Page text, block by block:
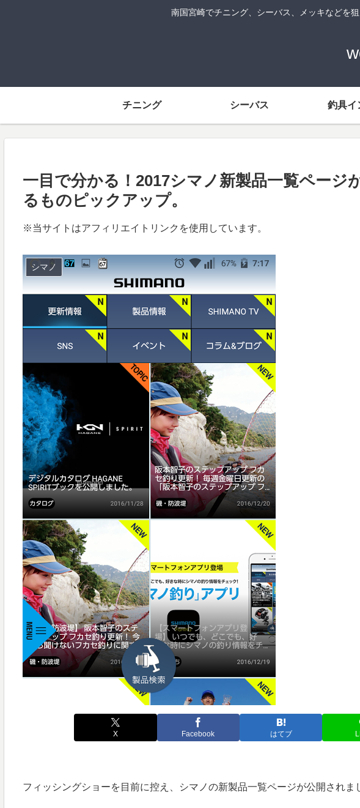
南国宮崎でチニング、シーバス、メッキなどを
チニング シーバス 釣具イ
一目で分かる！2017シマノ新製品一覧ページ
るものピックアップ。
※当サイトはアフィリエイトリンクを使用しています。
シマノ
X Facebook はてブ
フィッシングショーを目前に控え、シマノの新製品一覧ページが公開されま